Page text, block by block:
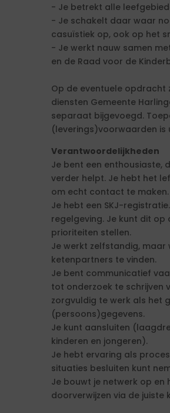
- Je betrekt alle
- Je schakelt daar waar
casuïstiek op, ook op het
- Je werkt nauw samen
en de Raad voor de
Op de eventuele opdracht
diensten Gemeente
separaat bijgevoegd.
(leverings)voorwaarden is
Verantwoordelijkheden
Je bent een enthousiaste,
verder helpt. Je hebt het
om echt contact te maken.
Je hebt een SKJ-
regelgeving. Je kunt dit op
prioriteiten stellen.
Je werkt zelfstandig, maar
ketenpartners te vinden.
Je bent communicatief
tot onderzoek te schrijven
zorgvuldig te werk als het
(persoons)gegevens.
Je kunt aansluiten
kinderen en jongeren).
Je hebt ervaring als
situaties besluiten kunt
Je bouwt je netwerk op en
doorverwijzen via de juiste